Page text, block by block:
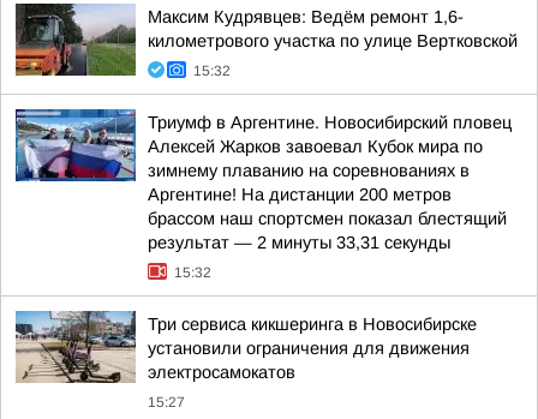
Максим Кудрявцев: Ведём ремонт 1,6-
километрового участка по улице Вертковской
15:32
Триумф в Аргентине. Новосибирский пловец
Алексей Жарков завоевал Кубок мира по
зимнему плаванию на соревнованиях в
Аргентине! На дистанции 200 метров
брассом наш спортсмен показал блестящий
результат — 2 минуты 33,31 секунды
15:32
Три сервиса кикшеринга в Новосибирске
установили ограничения для движения
электросамокатов
15:27